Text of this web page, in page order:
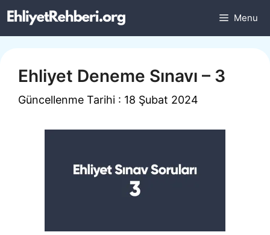
İçeriğe
atla
Menu
Ehliyet Deneme Sınavı – 3
Güncellenme Tarihi : 18 Şubat 2024